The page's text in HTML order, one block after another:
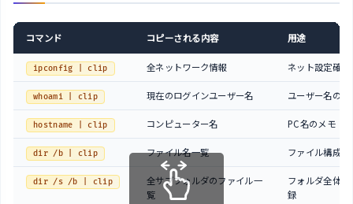
コマンド コピーされる内容 用途
ipconfig | clip 全ネットワーク情報 ネット設定確認
whoami | clip 現在のログインユーザー名 ユーザー名のメ
hostname | clip コンピューター名 PC名のメモ
dir /b | clip ファイル名一覧 ファイル構成の
dir /s /b | clip
全サブフォルダのファイル一
覧
フォルダ全体の
録